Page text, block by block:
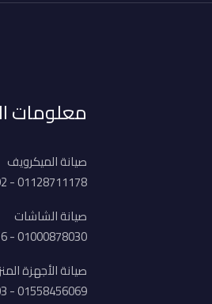
معلومات
صيانة الميكرويف
01128711178 - 01111505592
صيانة الشاشات
01000878030 - 01225854916
صيانة الأجهزة
01558456069 - 01100205303